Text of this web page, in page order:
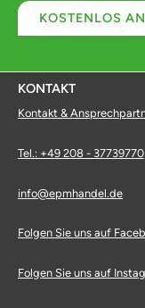
KOSTENLOS
KONTAKT
Kontakt &
Tel.: +49 208 - 37739770
info@epmhandel.de
Folgen Sie uns auf
Folgen Sie uns auf